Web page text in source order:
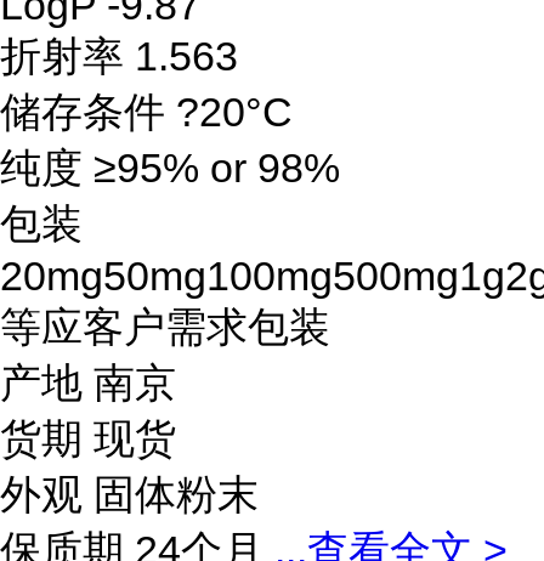
折射率 1.563
储存条件 ?20°C
纯度 ≥95% or 98%
包装
等应客户需求包装
产地 南京
货期 现货
外观 固体粉末
保质期 24个月 ...查看全文 >